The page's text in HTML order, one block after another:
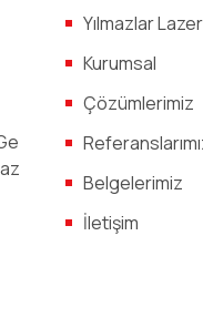
Yılmazlar Lazer
Kurumsal
Çözümlerimiz
Belgelerimiz
İletişim